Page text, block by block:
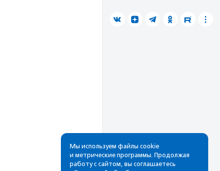
Мы используем файлы cookie
и метрические программы. Продолжая
работу с сайтом, вы соглашаетесь